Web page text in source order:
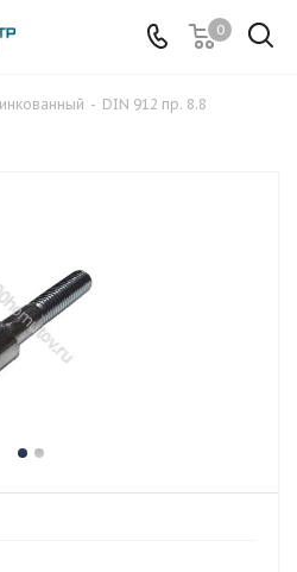
0
- DIN 912 пр. 8.8